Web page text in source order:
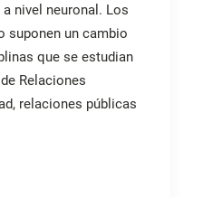
nivel neuronal. Los
suponen un cambio
que se estudian
Relaciones
relaciones públicas